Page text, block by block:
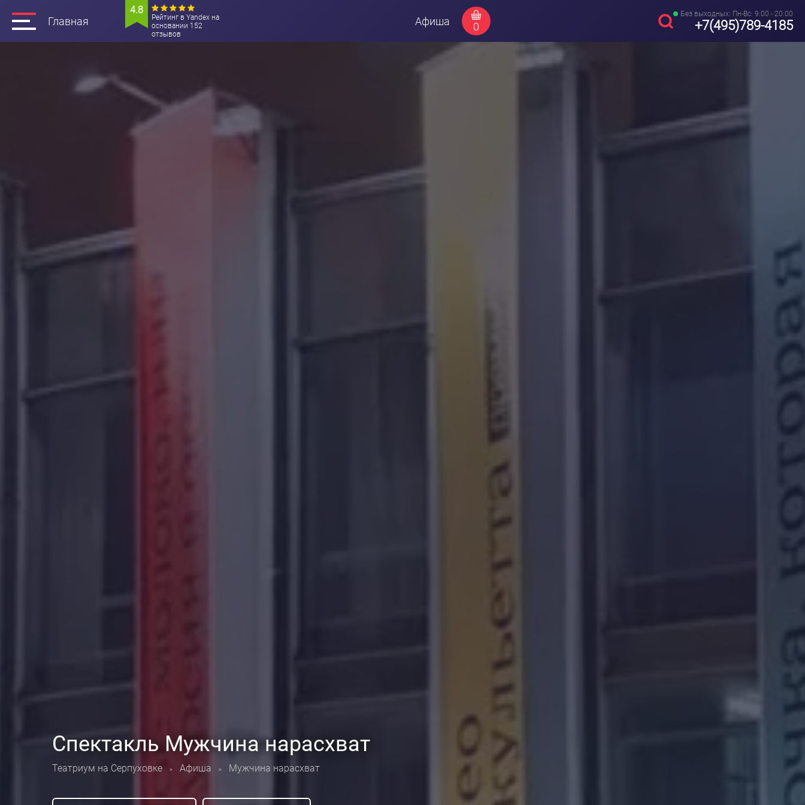
Главная
4.8
Рейтинг в Yandex на
основании 152
отзывов
Афиша 0
Без выходных: Пн-Вс: 9:00 - 20:00
+7(495)789-4185
Спектакль Мужчина нарасхват
Театриум на Серпуховке > Афиша > Мужчина нарасхват